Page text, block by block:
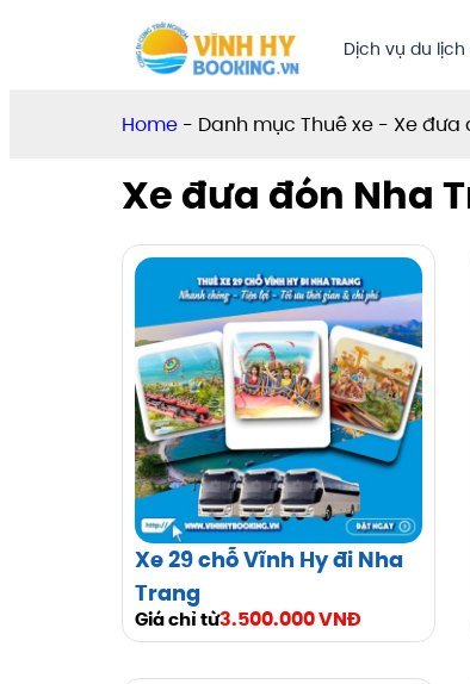
Dịch vụ du lịch
Home - Danh mục Thuê xe - Xe đưa
Xe đưa đón Nha
Xe 29 chỗ Vĩnh Hy đi Nha
Trang
Giá chỉ từ3.500.000 VNĐ